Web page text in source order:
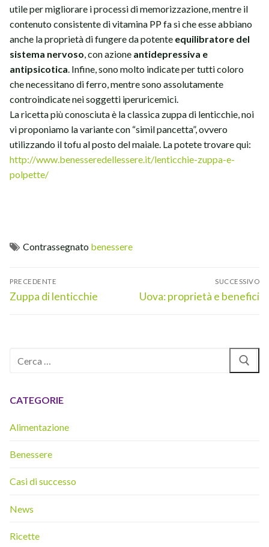
utile per migliorare i processi di memorizzazione, mentre il
contenuto consistente di vitamina PP fa sì che esse abbiano
anche la proprietà di fungere da potente equilibratore del
sistema nervoso , con azione antidepressiva e
antipsicotica . Infine, sono molto indicate per tutti coloro
che necessitano di ferro, mentre sono assolutamente
controindicate nei soggetti iperuricemici.
La ricetta più conosciuta è la classica zuppa di lenticchie, noi
vi proponiamo la variante con “simil pancetta”, ovvero
utilizzando il tofu al posto del maiale. La potete trovare qui:
http://www.benesseredellessere.it/lenticchie-zuppa-e-
polpette/
Contrassegnato benessere
Navigazione
articoli
PRECEDENTE
Articolo
Zuppa di lenticchie
SUCCESSIVO
Articolo
Uova: proprietà e benefici
CATEGORIE
Alimentazione
Benessere
Casi di successo
News
Ricette